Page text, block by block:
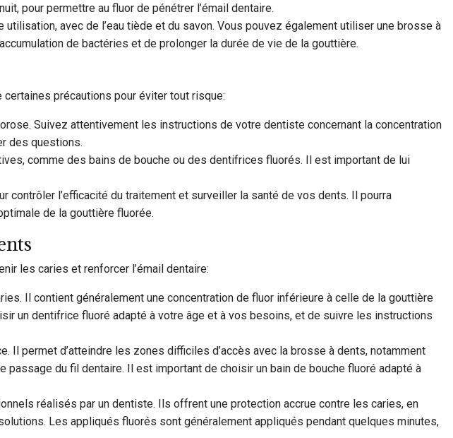
pour permettre au fluor de pénétrer l’émail dentaire.
avec de l’eau tiède et du savon. Vous pouvez également utiliser une brosse à
de bactéries et de prolonger la durée de vie de la gouttière.
précautions pour éviter tout risque:
Suivez attentivement les instructions de votre dentiste concernant la concentration
des questions.
comme des bains de bouche ou des dentifrices fluorés. Il est important de lui
l’efficacité du traitement et surveiller la santé de vos dents. Il pourra
de la gouttière fluorée.
les caries et renforcer l’émail dentaire:
Il contient généralement une concentration de fluor inférieure à celle de la gouttière
un dentifrice fluoré adapté à votre âge et à vos besoins, et de suivre les instructions
Il permet d’atteindre les zones difficiles d’accès avec la brosse à dents, notamment
du fil dentaire. Il est important de choisir un bain de bouche fluoré adapté à
réalisés par un dentiste. Ils offrent une protection accrue contre les caries, en
Les appliqués fluorés sont généralement appliqués pendant quelques minutes,